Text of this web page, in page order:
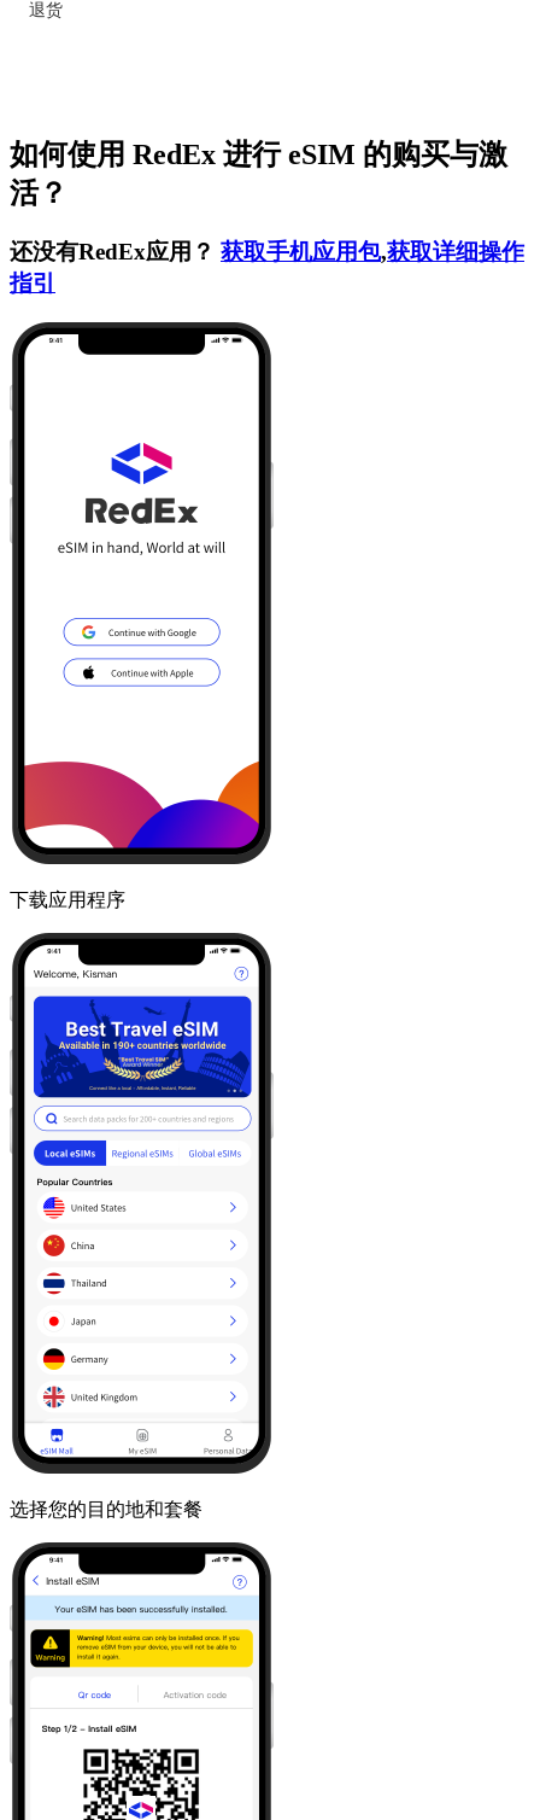
退货
如何使用 RedEx 进行 eSIM 的购买与激
活？
还没有RedEx应用？ 获取手机应用包,获取详细操作
指引
下载应用程序
选择您的目的地和套餐